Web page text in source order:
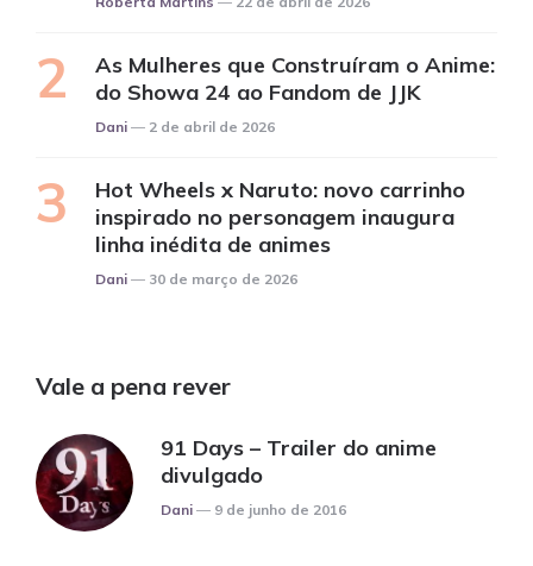
As Mulheres que Construíram o Anime:
do Showa 24 ao Fandom de JJK
Posted
Dani 2 de abril de 2026
Hot Wheels x Naruto: novo carrinho
inspirado no personagem inaugura
linha inédita de animes
Posted
Dani 30 de março de 2026
Vale a pena rever
91 Days – Trailer do anime
divulgado
Posted
Dani 9 de junho de 2016